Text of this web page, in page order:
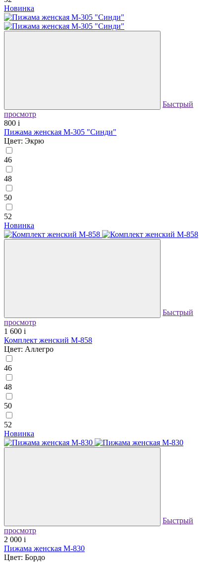
Новинка
Быстрый
просмотр
800 i
Пижама женская М-305 "Синди"
Цвет: Экрю
46
48
50
52
Новинка
Быстрый
просмотр
1 600 i
Комплект женский М-858
Цвет: Аллегро
46
48
50
52
Новинка
Быстрый
просмотр
2 000 i
Пижама женская М-830
Цвет: Бордо